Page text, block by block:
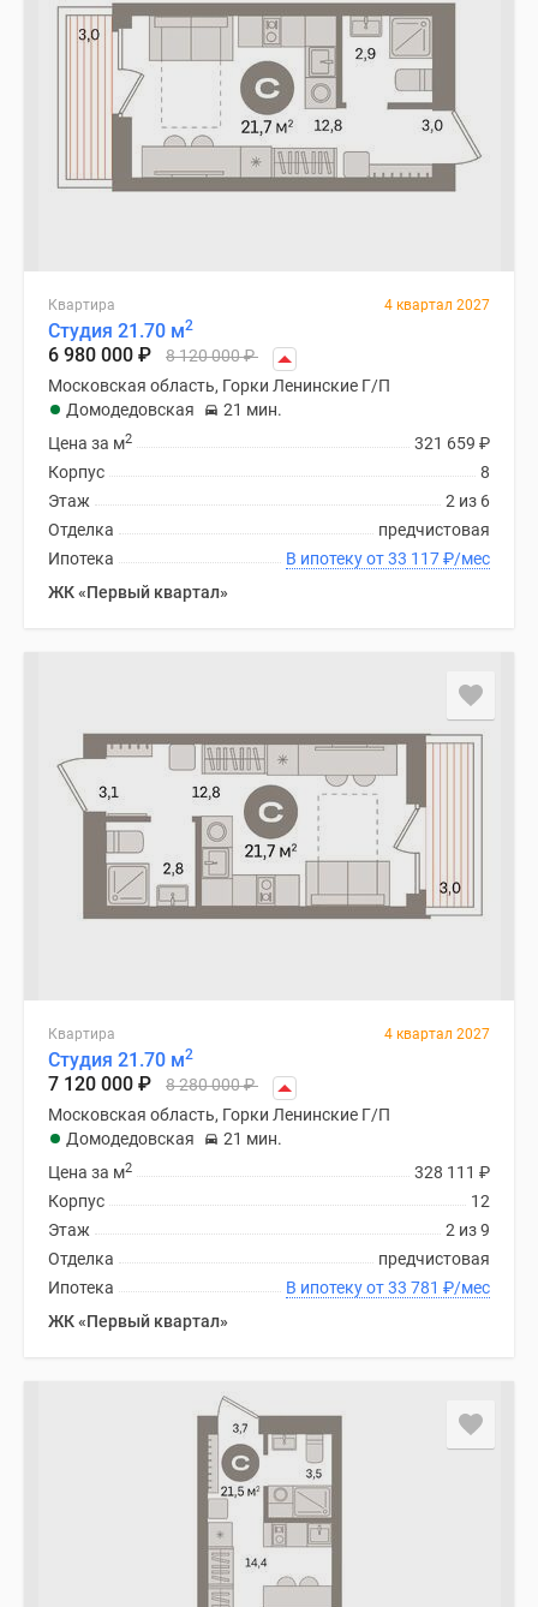
Квартира 4 квартал 2027
Студия 21.70 м2
6 980 000 ₽ 8 120 000₽
Московская область, Горки Ленинские Г/П
Домодедовская
21 мин.
321 659 ₽
Цена за м2
8
Корпус
2 из 6
Этаж
предчистовая
Отделка
В ипотеку от 33 117₽/мес
Ипотека
ЖК «Первый квартал»
Квартира 4 квартал 2027
Студия 21.70 м2
7 120 000 ₽ 8 280 000₽
Московская область, Горки Ленинские Г/П
Домодедовская
21 мин.
328 111 ₽
Цена за м2
12
Корпус
2 из 9
Этаж
предчистовая
Отделка
В ипотеку от 33 781 ₽/мес
Ипотека
ЖК «Первый квартал»